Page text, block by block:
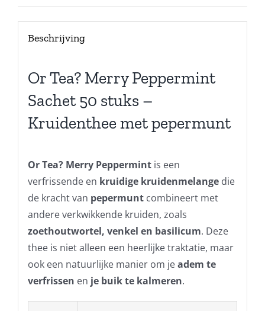
Beschrijving
Or Tea? Merry Peppermint
Sachet 50 stuks –
Kruidenthee met pepermunt
Or Tea? Merry Peppermintis een
verfrissende en kruidige kruidenmelangedie
de kracht van pepermuntcombineert met
andere verkwikkende kruiden, zoals
zoethoutwortel, venkel en basilicum. Deze
thee is niet alleen een heerlijke traktatie, maar
ook een natuurlijke manier om jeadem te
verfrissen en je buik te kalmeren.